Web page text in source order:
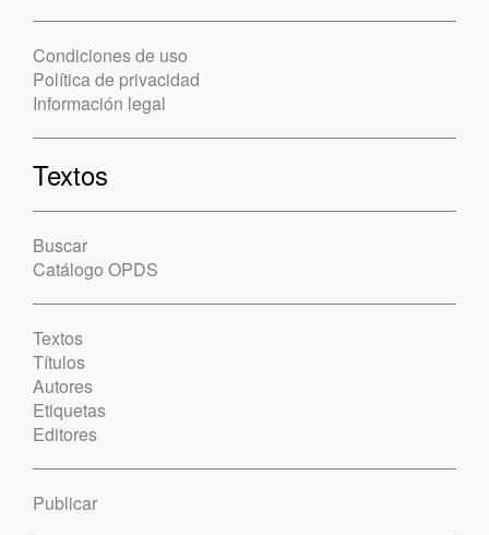
Condiciones de uso
Política de privacidad
Información legal
Textos
Buscar
Catálogo OPDS
Textos
Títulos
Autores
Etiquetas
Editores
Publicar